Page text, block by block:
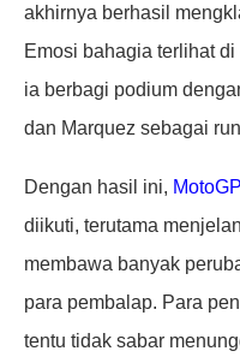
akhirnya berhasil
Emosi bahagia terlihat
ia berbagi podium
dan Marquez sebagai
Dengan hasil ini, MotoGP
diikuti, terutama
membawa banyak
para pembalap. Para
tentu tidak sabar